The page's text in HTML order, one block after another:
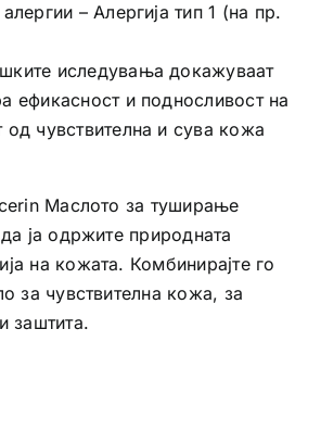
– Алергија тип 1 (на пр.
иследувања докажуваат
ефикасност и подносливост на
од чувствителна и сува кожа
Маслото за туширање
ја одржите природната
на кожата. Комбинирајте го
за чувствителна кожа, за
заштита.